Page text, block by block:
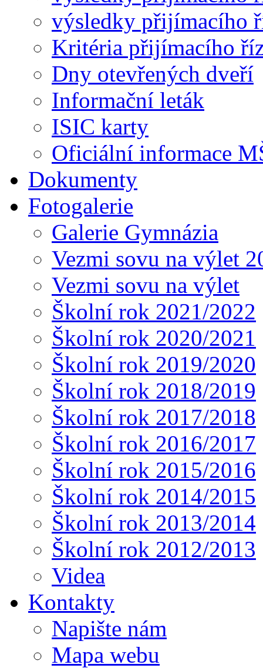
výsledky přijímacího
Kritéria přijímacího
Dny otevřených dveří
Informační leták
ISIC karty
Oficiální informace
Dokumenty
Fotogalerie
Galerie Gymnázia
Vezmi sovu na výlet
Vezmi sovu na výlet
Školní rok 2021/2022
Školní rok 2020/2021
Školní rok 2019/2020
Školní rok 2018/2019
Školní rok 2017/2018
Školní rok 2016/2017
Školní rok 2015/2016
Školní rok 2014/2015
Školní rok 2013/2014
Školní rok 2012/2013
Videa
Kontakty
Napište nám
Mapa webu